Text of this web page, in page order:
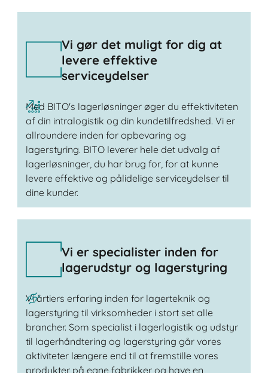
Vi gør det muligt for dig at
levere effektive
serviceydelser
Med BITO's lagerløsninger øger du effektiviteten
af din intralogistik og din kundetilfredshed. Vi er
allroundere inden for opbevaring og
lagerstyring. BITO leverer hele det udvalg af
lagerløsninger, du har brug for, for at kunne
levere effektive og pålidelige serviceydelser til
dine kunder.
Vi er specialister inden for
lagerudstyr og lagerstyring
Vi årtiers erfaring inden for lagerteknik og
lagerstyring til virksomheder i stort set alle
brancher. Som specialist i lagerlogistik og udstyr
til lagerhåndtering og lagerstyring går vores
aktiviteter længere end til at fremstille vores
produkter på egne fabrikker og have en